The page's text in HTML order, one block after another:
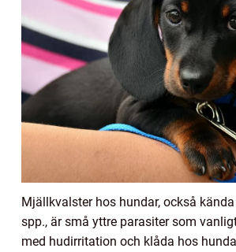
Mjällkvalster hos hundar, också
spp., är små yttre parasiter som
med hudirritation och klåda hos